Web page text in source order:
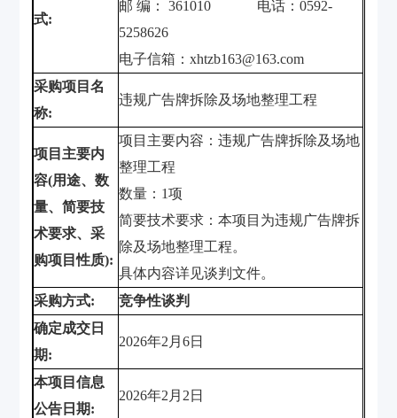
式:
邮 编：
361010 电话：0592-
5258626
电子信箱：xhtzb163@163.com
采购项目名
称:
违规广告牌拆除及场地整理工程
项目主要内
容(用途、数
量、简要技
术要求、采
购项目性质):
项目主要内容：违规广告牌拆除及场地
整理工程
数量： 1项
简要技术要求：本项目为违规广告牌拆
除及场地整理工程。
具体内容详见谈判文件。
采购方式:
竞争性谈判
确定成交日
期:
2026年2 月6日
本项目信息
公告日期:
2026年2 月 2 日